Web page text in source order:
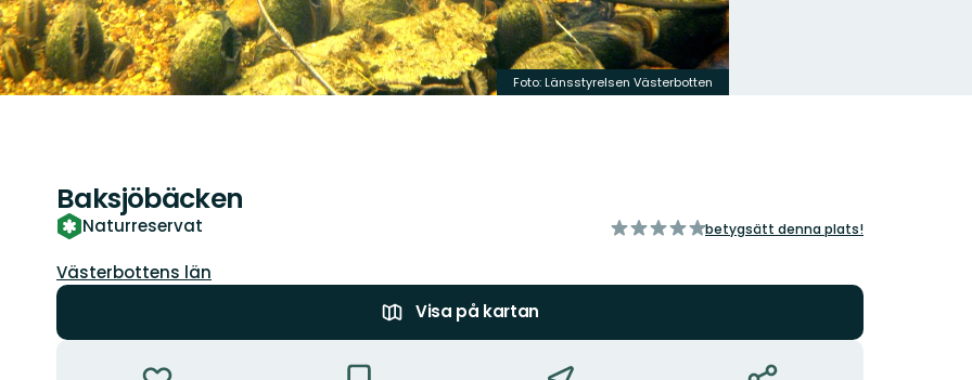
Foto: Länsstyrelsen Västerbotten
Baksjöbäcken
Naturreservat
av
betygsätt denna plats!
Län:
Västerbottens län
Visa på kartan